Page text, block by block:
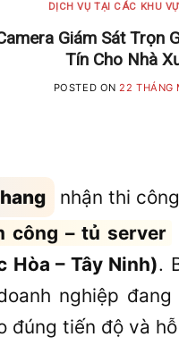
DỊCH VỤ TẠI CÁC KHU
Giám Sát Trọn
Tín Cho Nhà
POSTED ON22 THÁNG
nhận thi
công – tủ server
– Tây Ninh).
nghiệp
đúng tiến độ và